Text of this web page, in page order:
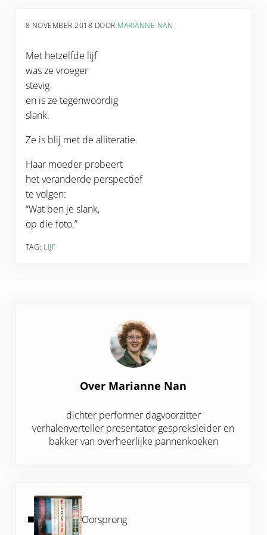
8 NOVEMBER 2018 DOOR MARIANNE NAN
Met hetzelfde lijf
was ze vroeger
stevig
en is ze tegenwoordig
slank.
Ze is blij met de alliteratie.
Haar moeder probeert
het veranderde perspectief
te volgen:
“Wat ben je slank,
op die foto.”
TAG: LIJF
Over Marianne Nan
dichter performer dagvoorzitter
verhalenverteller presentator gespreksleider en
bakker van overheerlijke pannenkoeken
Oorsprong